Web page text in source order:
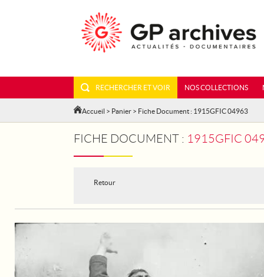
RECHERCHER ET VOIR NOS COLLECTIONS
Accueil > Panier > Fiche Document : 1915GFIC 04963
FICHE DOCUMENT : 1915GFIC
Retour